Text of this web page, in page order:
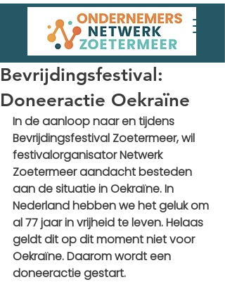
Bevrijdingsfestival:
Doneeractie Oekraïne
In de aanloop naar en tijdens
Bevrijdingsfestival Zoetermeer, wil
festivalorganisator Netwerk
Zoetermeer aandacht besteden
aan de situatie in Oekraïne. In
Nederland hebben we het geluk om
al 77 jaar in vrijheid te leven. Helaas
geldt dit op dit moment niet voor
Oekraïne. Daarom wordt een
doneeractie gestart.